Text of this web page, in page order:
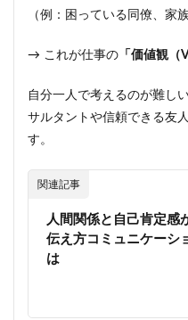
（例：困っている同僚、家
→ これが仕事の 「価値観（
自分一人で考えるのが難し
サルタントや信頼できる友
す。
関連記事
人間関係と自己肯定感
伝え方コミュニケーシ
は